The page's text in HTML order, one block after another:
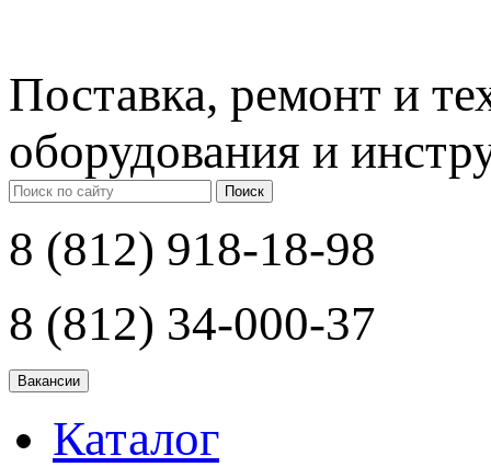
Поставка, ремонт и
оборудования и
Поиск
8 (812) 918-18-98
8 (812) 34-000-37
Каталог